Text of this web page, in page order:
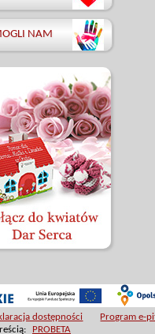
NAM
dostępności
Program e-
PROBETA